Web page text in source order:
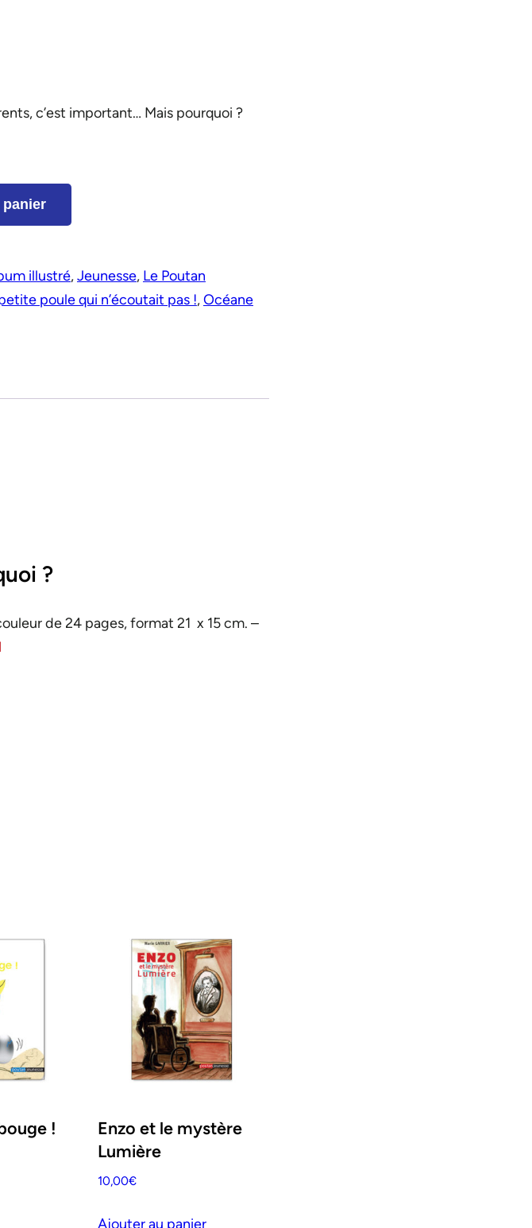
c’est important… Mais pourquoi ?
panier
illustré,Jeunesse, Le Poutan
poule qui n’écoutait pas !,Océane
?
de 24 pages, format 21 x 15 cm. –
!
Enzo et le mystère
Lumière
10,00€
Ajouter au panier